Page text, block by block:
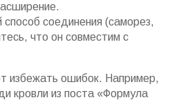
соединения (саморез,
что он совместим с
избежать ошибок. Например,
кровли из поста «Формула